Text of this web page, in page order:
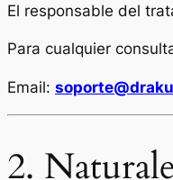
El responsable del
Para cualquier
Email:
2.